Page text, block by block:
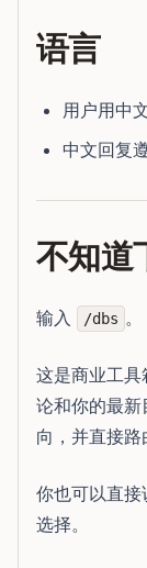
语言
用户用中
中文回复
不知道
输入 /dbs 。
这是商业工
论和你的最
向，并直接路
你也可以直接
选择。